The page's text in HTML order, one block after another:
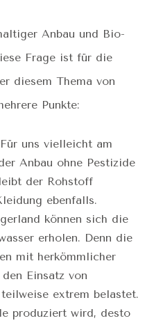
Anbau und Bio-
Frage ist für die
diesem Thema von
Punkte:
Für uns vielleicht am
Anbau ohne Pestizide
der Rohstoff
ebenfalls.
können sich die
erholen. Denn die
mit herkömmlicher
Einsatz von
extrem belastet.
produziert wird, desto